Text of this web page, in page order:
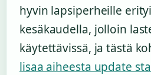
hyvin lapsiperheille
kesäkaudella, jolloin
käytettävissä, ja tästä
lisaa aiheesta update